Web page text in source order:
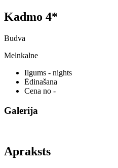
Kadmo 4*
Budva
Melnkalne
Ilgums - nights
Ēdinašana
Cena no -
Galerija
Apraksts